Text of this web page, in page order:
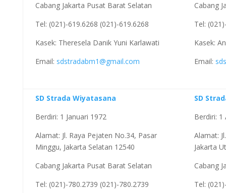
Cabang Jakarta Pusat Barat Selatan
Tel: (021)-619.6268 (021)-619.6268
Kasek: Theresela Danik Yuni Karlawati
Email: sdstradabm1@gmail.com
Cabang
Tel:
Kasek:
Email:
SD Strada Wiyatasana
Berdiri: 1 Januari 1972
Alamat: Jl. Raya Pejaten No.34, Pasar
Minggu, Jakarta Selatan 12540
Cabang Jakarta Pusat Barat Selatan
Tel: (021)-780.2739 (021)-780.2739
SD
Berdiri: 1
Alamat:
Jakarta
Cabang
Tel: